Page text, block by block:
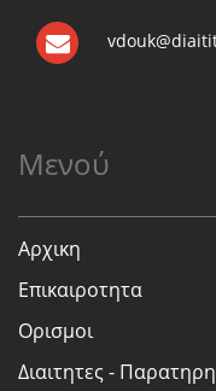
Μενού
Αρχικη
Επικαιροτητα
Ορισμοι
Διαιτητες -